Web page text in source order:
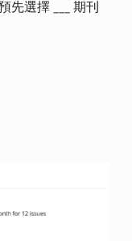
先選擇 ___ 期刊